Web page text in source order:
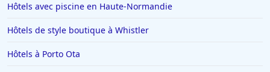
Hôtels à Bouc-Bel-Air
Hôtels à Mortagne-au-Perche
Hôtels avec piscine en Haute-Normandie
Hôtels de style boutique à Whistler
Hôtels à Porto Ota